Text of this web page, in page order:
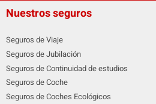
Nuestros seguros
Seguros de Viaje
Seguros de Jubilación
Seguros de Continuidad de estudios
Seguros de Coche
Seguros de Coches Ecológicos